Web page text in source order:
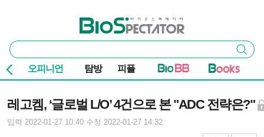
바이오스펙테이터
통
합
검
색
검색
오피니언 탐방 피플
레고켐, ‘글로벌 L/O’ 4건으로 본 "ADC 전략은?"
입력 2022-01-27 10:40 수정 2022-01-27 14:32